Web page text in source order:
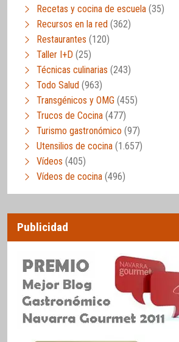
Recetas y cocina de escuela (35)
Recursos en la red (362)
Restaurantes (120)
Taller I+D (25)
Técnicas culinarias (243)
Todo Salud (963)
Transgénicos y OMG (455)
Trucos de Cocina (477)
Turismo gastronómico (97)
Utensilios de cocina (1.657)
Vídeos (405)
Vídeos de cocina (496)
Publicidad